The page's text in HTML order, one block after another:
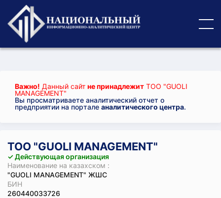
Важно! Данный сайт не принадлежит ТОО "GUOLI
MANAGEMENT"
Вы просматриваете аналитический отчет о
предприятии на портале аналитического центра.
ТОО "GUOLI MANAGEMENT"
✓ Действующая организация
Наименование на казахском :
"GUOLI MANAGEMENT" ЖШС
БИН
260440033726